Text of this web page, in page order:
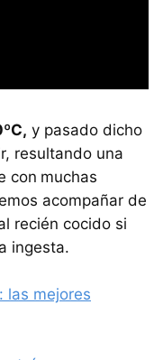
y pasado dicho
resultando una
con muchas
acompañar de
recién cocido si
ingesta.
las mejores